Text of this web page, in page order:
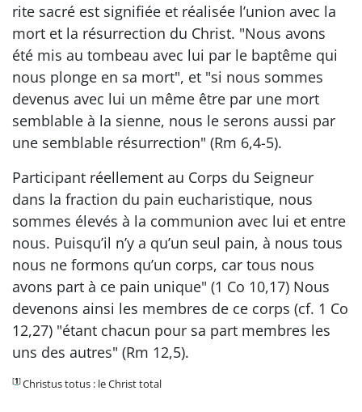
rite sacré est signifiée et réalisée l’union avec la
mort et la résurrection du Christ. "Nous avons
été mis au tombeau avec lui par le baptême qui
nous plonge en sa mort", et "si nous sommes
devenus avec lui un même être par une mort
semblable à la sienne, nous le serons aussi par
une semblable résurrection" (Rm 6,4-5).
Participant réellement au Corps du Seigneur
dans la fraction du pain eucharistique, nous
sommes élevés à la communion avec lui et entre
nous. Puisqu’il n’y a qu’un seul pain, à nous tous
nous ne formons qu’un corps, car tous nous
avons part à ce pain unique" (1 Co 10,17) Nous
devenons ainsi les membres de ce corps (cf. 1 Co
12,27) "étant chacun pour sa part membres les
uns des autres" (Rm 12,5).
[1]Christus totus : le Christ total